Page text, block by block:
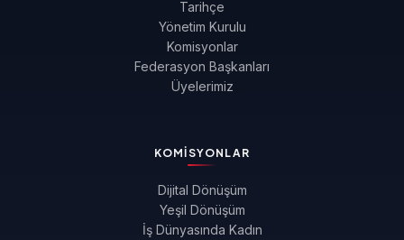
Tarihçe
Yönetim Kurulu
Komisyonlar
Federasyon Başkanları
Üyelerimiz
KOMISYONLAR
Dijital Dönüşüm
Yeşil Dönüşüm
İş Dünyasında Kadın